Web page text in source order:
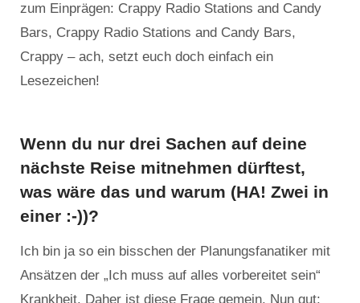
zum Einprägen: Crappy Radio Stations and Candy
Bars, Crappy Radio Stations and Candy Bars,
Crappy – ach, setzt euch doch einfach ein
Lesezeichen!
Wenn du nur drei Sachen auf deine
nächste Reise mitnehmen dürftest,
was wäre das und warum (HA! Zwei in
einer :-))?
Ich bin ja so ein bisschen der Planungsfanatiker mit
Ansätzen der „Ich muss auf alles vorbereitet sein“
Krankheit. Daher ist diese Frage gemein. Nun gut: